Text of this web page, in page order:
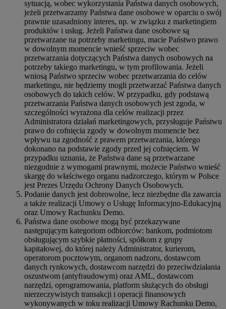
sytuacją, wobec wykorzystania Państwa danych osobowych,
jeżeli przetwarzamy Państwa dane osobowe w oparciu o swój
prawnie uzasadniony interes, np. w związku z marketingiem
produktów i usług. Jeżeli Państwa dane osobowe są
przetwarzane na potrzeby marketingu, macie Państwo prawo
w dowolnym momencie wnieść sprzeciw wobec
przetwarzania dotyczących Państwa danych osobowych na
potrzeby takiego marketingu, w tym profilowania. Jeżeli
wniosą Państwo sprzeciw wobec przetwarzania do celów
marketingu, nie będziemy mogli przetwarzać Państwa danych
osobowych do takich celów. W przypadku, gdy podstawą
przetwarzania Państwa danych osobowych jest zgoda, w
szczególności wyrażona dla celów realizacji przez
Administratora działań marketingowych, przysługuje Państwu
prawo do cofnięcia zgody w dowolnym momencie bez
wpływu na zgodność z prawem przetwarzania, którego
dokonano na podstawie zgody przed jej cofnięciem. W
przypadku uznania, że Państwa dane są przetwarzane
niezgodnie z wymogami prawnymi, możecie Państwo wnieść
skargę do właściwego organu nadzorczego, którym w Polsce
jest Prezes Urzędu Ochrony Danych Osobowych.
Podanie danych jest dobrowolne, lecz niezbędne dla zawarcia
a także realizacji Umowy o Usługę Informacyjno-Edukacyjną
oraz Umowy Rachunku Demo.
Państwa dane osobowe mogą być przekazywane
następującym kategoriom odbiorców: bankom, podmiotom
obsługującym szybkie płatności, spółkom z grupy
kapitałowej, do której należy Administrator, kurierom,
operatorom pocztowym, organom nadzoru, dostawcom
danych rynkowych, dostawcom narzędzi do przeciwdziałania
oszustwom (antyfraudowym) oraz AML, dostawcom
narzędzi, oprogramowania, platform służących do obsługi
nierzeczywistych transakcji i operacji finansowych
wykonywanych w toku realizacji Umowy Rachunku Demo,